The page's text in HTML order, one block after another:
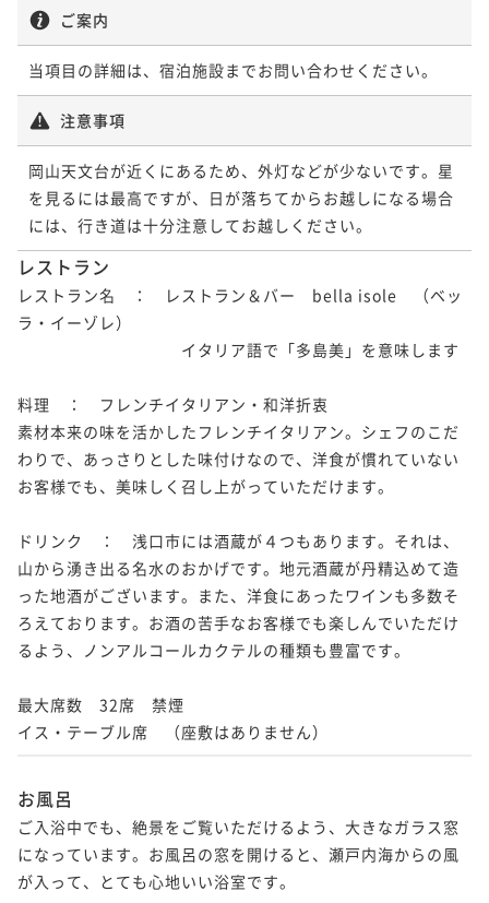
ご案内
当項目の詳細は、宿泊施設までお問い合わせください。
注意事項
岡山天文台が近くにあるため、外灯などが少ないです。星
を見るには最高ですが、日が落ちてからお越しになる場合
レストラン
レストラン名　：　レストラン＆バー　bella isole　（ベッ
ラ・イーゾレ）
イタリア語で「多島美」を意味します
料理　：　フレンチイタリアン・和洋折衷
素材本来の味を活かしたフレンチイタリアン。シェフのこだ
わりで、あっさりとした味付けなので、洋食が慣れていない
お客様でも、美味しく召し上がっていただけます。
ドリンク　：　浅口市には酒蔵が４つもあります。それは、
山から湧き出る名水のおかげです。地元酒蔵が丹精込めて造
った地酒がございます。また、洋食にあったワインも多数そ
ろえております。お酒の苦手なお客様でも楽しんでいただけ
るよう、ノンアルコールカクテルの種類も豊富です。
最大席数　32席　禁煙
イス・テーブル席　（座敷はありません）
お風呂
ご入浴中でも、絶景をご覧いただけるよう、大きなガラス窓
になっています。お風呂の窓を開けると、瀬戸内海からの風
が入って、とても心地いい浴室です。